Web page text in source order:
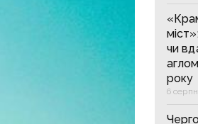
чи
року
6